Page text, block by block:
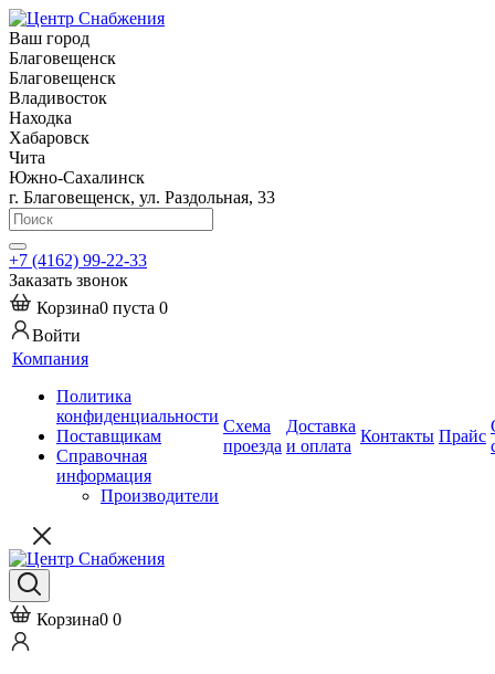
Ваш город
Благовещенск
Благовещенск
Владивосток
Находка
Хабаровск
Чита
Южно-Сахалинск
г. Благовещенск, ул. Раздольная, 33
+7 (4162) 99-22-33
Заказать звонок
Корзина0 пуста 0
Войти
Компания
Политика
конфиденциальности
Поставщикам
Справочная
информация
Производители
Схема
проезда
Доставка
и оплата
Контакты Прайс
Корзина0 0